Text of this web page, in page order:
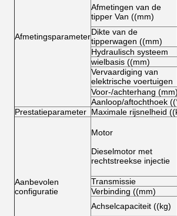
Afmetingsparameter
Afmetingen van de
tipper Van ((mm)
Dikte van de
tipperwagen ((mm)
Hydraulisch systeem
wielbasis ((mm)
Vervaardiging van
elektrische voertuigen
Voor-/achterhang (mm)
Aanloop/aftochthoek
Prestatieparameter Maximale rijsnelheid
Aanbevolen
configuratie
Motor
Dieselmotor met
rechtstreekse injectie
Transmissie
Verbinding ((mm)
Achselcapaciteit ((kg)